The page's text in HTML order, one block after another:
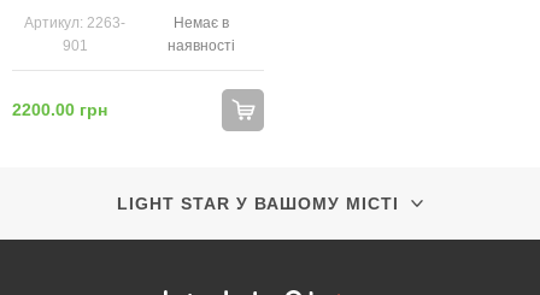
Артикул: 2263-
901
Немає в
наявності
2200.00 грн
LIGHT STAR У ВАШОМУ МІСТІ